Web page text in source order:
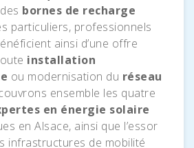
bornes de recharge
particuliers, professionnels
ainsi d’une offre
installation
ou modernisation du réseau
ensemble les quatre
en énergie solaire
en Alsace, ainsi que l’essor
infrastructures de mobilité